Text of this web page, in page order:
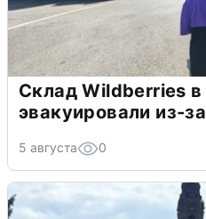
Склад Wildberries в
эвакуировали из-
5 августа 0